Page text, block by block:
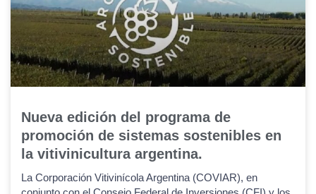
Nueva edición del programa de
promoción de sistemas sostenibles en
la vitivinicultura argentina.
La Corporación Vitivinícola Argentina (COVIAR), en